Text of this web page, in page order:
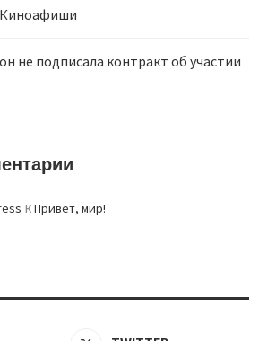
Киноафиши
не подписала контракт об участии
кПривет, мир!